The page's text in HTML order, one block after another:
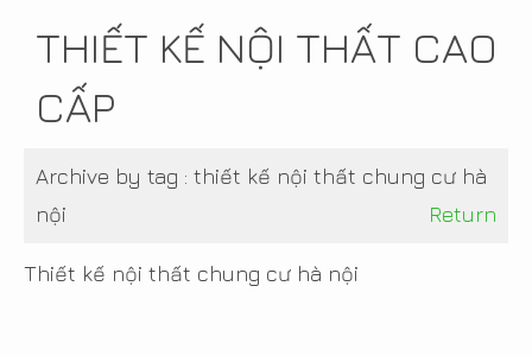
THIẾT KẾ NỘI THẤT CAO
CẤP
Archive by tag : thiết kế nội thất chung cư hà
nội
Return
Thiết kế nội thất chung cư hà nội